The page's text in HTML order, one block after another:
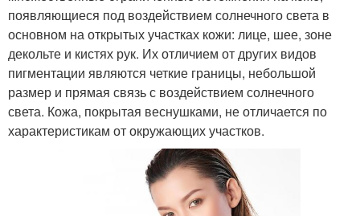
появляющиеся под воздействием солнечного света в
основном на открытых участках кожи: лице, шее, зоне
декольте и кистях рук. Их отличием от других видов
пигментации являются четкие границы, небольшой
размер и прямая связь с воздействием солнечного
света. Кожа, покрытая веснушками, не отличается по
характеристикам от окружающих участков.